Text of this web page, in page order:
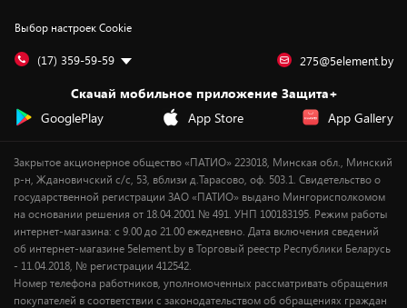
Дай пять добру!
Обработка персональных данных
Подарочные карты
Для мобильных устройств
Для компьютеров
Сервисные центры
Бонусы
Оплата частями
Уценка
Выбор настроек Cookie
(17) 359-59-59 275@5element.by
Скачай мобильное приложение Защита+
GooglePlay
App Store App Gallery
Закрытое акционерное общество «ПАТИО» 223018, Минская обл., Минский
р-н, Ждановичский с/с, 53, вблизи д.Тарасово, оф. 503.1. Свидетельство о
государственной регистрации ЗАО «ПАТИО» выдано Мингорисполкомом
на основании решения от 18.04.2001 № 491. УНП 100183195. Режим работы
интернет-магазина: с 9.00 до 21.00 ежедневно. Дата включения сведений
об интернет-магазине 5element.by в Торговый реестр Республики Беларусь
- 11.04.2018, № регистрации 412542.
Номер телефона работников, уполномоченных рассматривать обращения
покупателей в соответствии с законодательством об обращениях граждан